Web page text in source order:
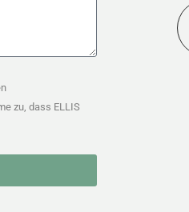
zu, dass ELLIS